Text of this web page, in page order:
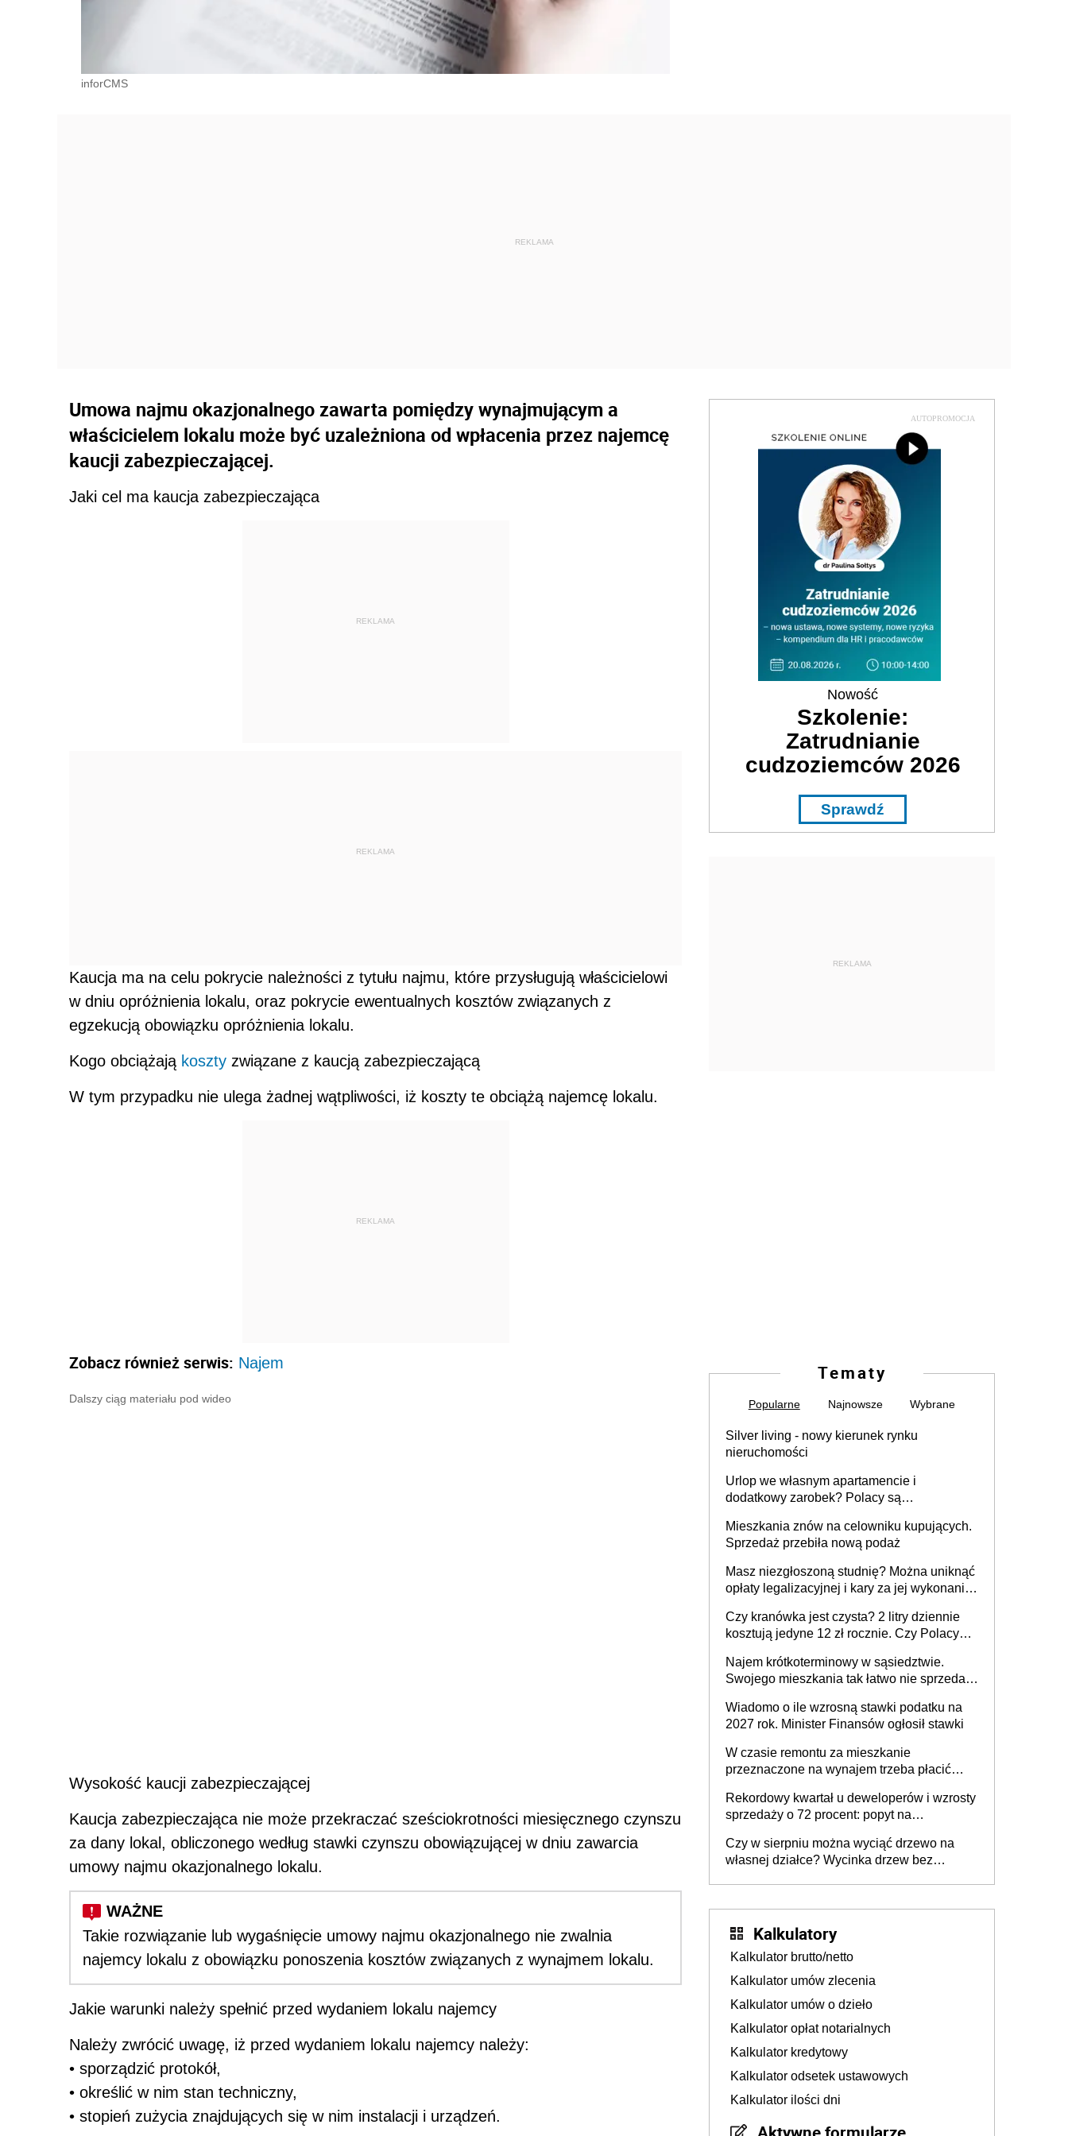
inforCMS
Umowa najmu okazjonalnego zawarta pomiędzy wynajmującym a
właścicielem lokalu może być uzależniona od wpłacenia przez najemcę
kaucji zabezpieczającej.
Jaki cel ma kaucja zabezpieczająca
REKLAMA
REKLAMA
Kaucja ma na celu pokrycie należności z tytułu najmu, które przysługują właścicielowi
w dniu opróżnienia lokalu, oraz pokrycie ewentualnych kosztów związanych z
egzekucją obowiązku opróżnienia lokalu.
Kogo obciążają koszty związane z kaucją zabezpieczającą
W tym przypadku nie ulega żadnej wątpliwości, iż koszty te obciążą najemcę lokalu.
REKLAMA
Zobacz również serwis: Najem
Dalszy ciąg materiału pod wideo
Wysokość kaucji zabezpieczającej
Kaucja zabezpieczająca nie może przekraczać sześciokrotności miesięcznego czynszu
za dany lokal, obliczonego według stawki czynszu obowiązującej w dniu zawarcia
umowy najmu okazjonalnego lokalu.
Takie rozwiązanie lub wygaśnięcie umowy najmu okazjonalnego nie zwalnia
najemcy lokalu z obowiązku ponoszenia kosztów związanych z wynajmem lokalu.
Jakie warunki należy spełnić przed wydaniem lokalu najemcy
Należy zwrócić uwagę, iż przed wydaniem lokalu najemcy należy:
• sporządzić protokół,
• określić w nim stan techniczny,
• stopień zużycia znajdujących się w nim instalacji i urządzeń.
AUTOPROMOCJA
Nowość
Szkolenie:
Zatrudnianie
cudzoziemców 2026
Sprawdź
REKLAMA
Tematy
Popularne Najnowsze Wybrane
Silver living - nowy kierunek rynku
nieruchomości
Urlop we własnym apartamencie i
dodatkowy zarobek? Polacy są
Mieszkania znów na celowniku kupujących.
Sprzedaż przebiła nową podaż
Masz niezgłoszoną studnię? Można uniknąć
opłaty legalizacyjnej i kary za jej wykonanie,
Czy kranówka jest czysta? 2 litry dziennie
kosztują jedyne 12 zł rocznie. Czy Polacy
Najem krótkoterminowy w sąsiedztwie.
Swojego mieszkania tak łatwo nie sprzedaż
Wiadomo o ile wzrosną stawki podatku na
2027 rok. Minister Finansów ogłosił stawki
W czasie remontu za mieszkanie
przeznaczone na wynajem trzeba płacić
realizuje w nim potrzeb mieszkaniowych
Rekordowy kwartał u deweloperów i wzrosty
sprzedaży o 72 procent: popyt na
Czy w sierpniu można wyciąć drzewo na
własnej działce? Wycinka drzew bez
Kalkulatory
Kalkulator brutto/netto
Kalkulator umów zlecenia
Kalkulator umów o dzieło
Kalkulator opłat notarialnych
Kalkulator kredytowy
Kalkulator odsetek ustawowych
Kalkulator ilości dni